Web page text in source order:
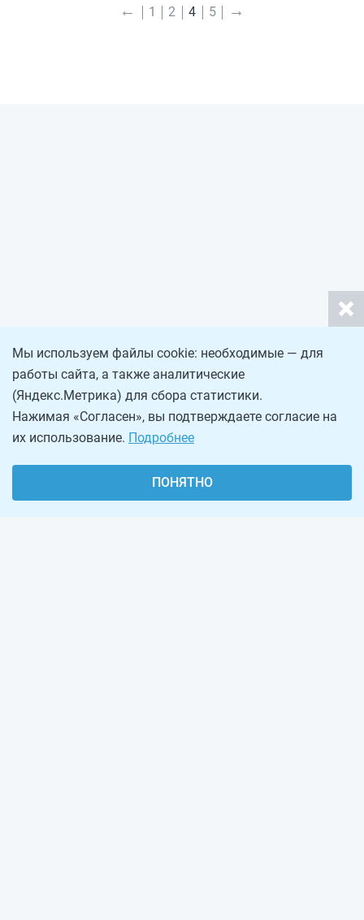
← 1 2 4 5 →
Мы используем файлы cookie: необходимые — для
работы сайта, а также аналитические
(Яндекс.Метрика) для сбора статистики.
Нажимая «Согласен», вы подтверждаете согласие на
их использование. Подробнее
ПОНЯТНО